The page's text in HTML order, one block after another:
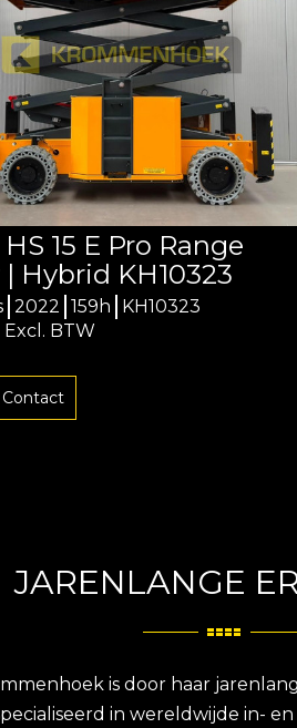
15 E Pro Range
Hybrid KH10323
2022 159h KH10323
BTW
JARENLANGE
is door haar
in wereldwijde in-